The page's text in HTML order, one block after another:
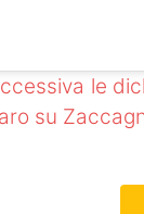
le
su